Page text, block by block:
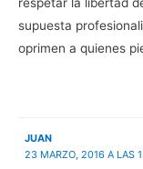
supuesta
oprimen a quienes
JUAN
23 MARZO, 2016 A LAS